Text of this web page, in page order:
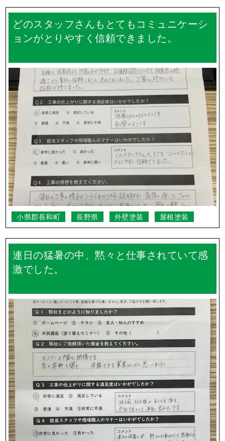
どのスタッフさんもとてもコミュニケーシ
ョンがとりやすく信頼できました。
小県郡長和町 長野県 外壁塗装 屋根塗装
連日の猛暑の中、黙々と仕事されていて感
激でした。